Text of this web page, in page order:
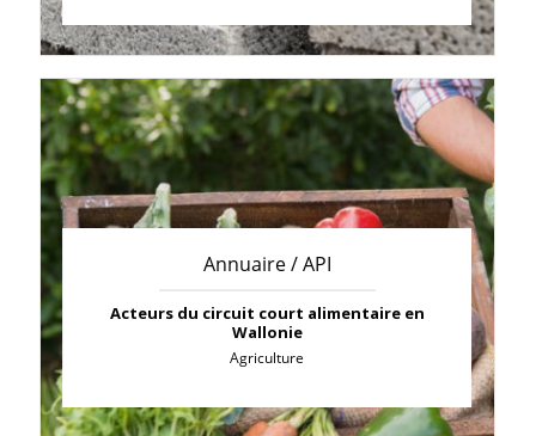
Annuaire / API
Acteurs du circuit court alimentaire en
Wallonie
Agriculture